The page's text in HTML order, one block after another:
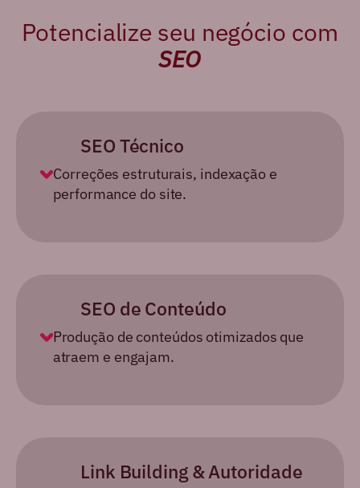
Potencialize seu negócio com
SEO
SEO Técnico
Correções estruturais, indexação e
performance do site.
SEO de Conteúdo
Produção de conteúdos otimizados que
atraem e engajam.
Link Building &Autoridade